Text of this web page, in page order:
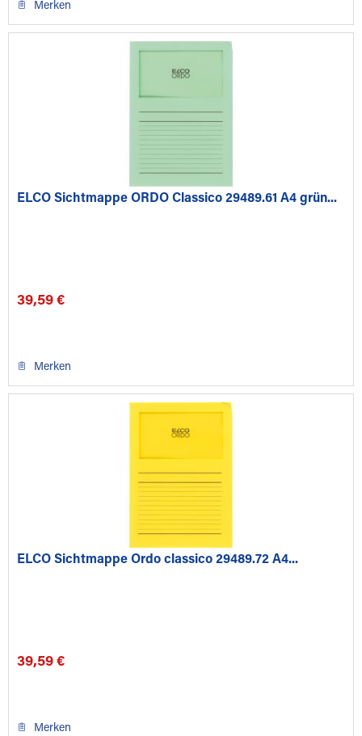
Merken
ELCO Sichtmappe ORDO Classico 29489.61 A4 grün...
39,59 €
Merken
ELCO Sichtmappe Ordo classico 29489.72 A4...
39,59 €
Merken